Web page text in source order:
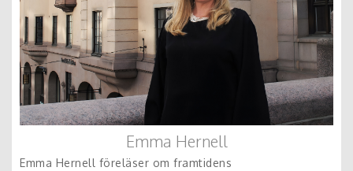
Emma Hernell
Emma Hernell föreläser om framtidens